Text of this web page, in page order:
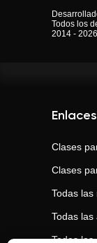
Todos los
2014 - 2026
Clases
Clases
Todas las
Todas
Todas las